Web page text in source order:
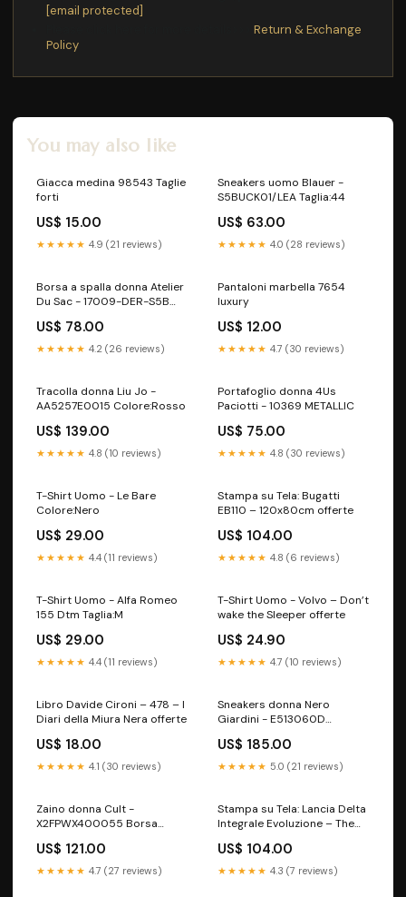
[email protected]
Return & Exchange
Policy
You may also like
Giacca medina 98543 Taglie
forti
US$ 15.00
★★★★★ 4.9 (21 reviews)
Sneakers uomo Blauer -
S5BUCK01/LEA Taglia:44
US$ 63.00
★★★★★ 4.0 (28 reviews)
Borsa a spalla donna Atelier
Du Sac - 17009-DER-S5B
US$ 78.00
★★★★★ 4.2 (26 reviews)
Pantaloni marbella 7654
luxury
US$ 12.00
★★★★★ 4.7 (30 reviews)
Tracolla donna Liu Jo -
AA5257E0015 Colore:Rosso
US$ 139.00
★★★★★ 4.8 (10 reviews)
Portafoglio donna 4Us
Paciotti - 10369 METALLIC
US$ 75.00
★★★★★ 4.8 (30 reviews)
T-Shirt Uomo - Le Bare
Colore:Nero
US$ 29.00
★★★★★ 4.4 (11 reviews)
Stampa su Tela: Bugatti
EB110 – 120x80cm offerte
US$ 104.00
★★★★★ 4.8 (6 reviews)
T-Shirt Uomo - Alfa Romeo
155 Dtm Taglia:M
US$ 29.00
★★★★★ 4.4 (11 reviews)
T-Shirt Uomo - Volvo – Don’t
wake the Sleeper offerte
US$ 24.90
★★★★★ 4.7 (10 reviews)
Libro Davide Cironi – 478 – I
Diari della Miura Nera offerte
US$ 18.00
★★★★★ 4.1 (30 reviews)
Sneakers donna Nero
Giardini - E513060D
US$ 185.00
★★★★★ 5.0 (21 reviews)
Zaino donna Cult -
X2FPWX400055 Borsa
US$ 121.00
★★★★★ 4.7 (27 reviews)
Stampa su Tela: Lancia Delta
Integrale Evoluzione – The
offerte
US$ 104.00
★★★★★ 4.3 (7 reviews)